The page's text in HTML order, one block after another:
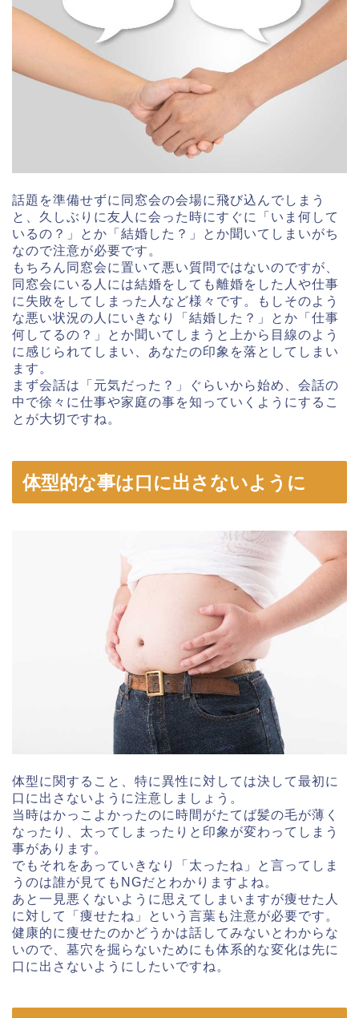
話題を準備せずに同窓会の会場に飛び込んでしまう
と、久しぶりに友人に会った時にすぐに「いま何して
いるの？」とか「結婚した？」とか聞いてしまいがち
なので注意が必要です。
もちろん同窓会に置いて悪い質問ではないのですが、
同窓会にいる人には結婚をしても離婚をした人や仕事
に失敗をしてしまった人など様々です。もしそのよう
な悪い状況の人にいきなり「結婚した？」とか「仕事
何してるの？」とか聞いてしまうと上から目線のよう
に感じられてしまい、あなたの印象を落としてしまい
ます。
まず会話は「元気だった？」ぐらいから始め、会話の
中で徐々に仕事や家庭の事を知っていくようにするこ
とが大切ですね。
体型的な事は口に出さないように
体型に関すること、特に異性に対しては決して最初に
口に出さないように注意しましょう。
当時はかっこよかったのに時間がたてば髪の毛が薄く
なったり、太ってしまったりと印象が変わってしまう
事があります。
でもそれをあっていきなり「太ったね」と言ってしま
うのは誰が見てもNGだとわかりますよね。
あと一見悪くないように思えてしまいますが痩せた人
に対して「痩せたね」という言葉も注意が必要です。
健康的に痩せたのかどうかは話してみないとわからな
いので、墓穴を掘らないためにも体系的な変化は先に
口に出さないようにしたいですね。